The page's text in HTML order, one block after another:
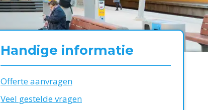
Handige informatie
Offerte aanvragen
Veel gestelde vragen